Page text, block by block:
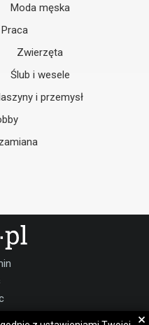
Moda męska
Praca
Zwierzęta
Ślub i wesele
i przemysł
×